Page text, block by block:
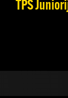
TPS